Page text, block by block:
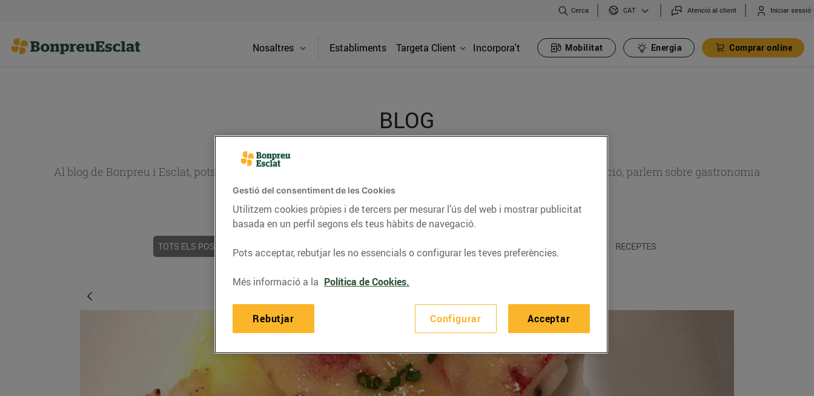
Cerca CAT Atenció al client Iniciar sessió
Nosaltres Establiments Targeta Client Incorpora't Mobilitat Energia Comprar online
BLOG
Al blog de Bonpreu i Esclat, pots trobar receptes, consells nutricionals, informació d’actualitat sobre alimentació, parlem sobre gastronomia
del nostre territori i molts altres temes.
TOTS ELS POSTS ACTUALITAT CONSELLS I HÀBITS SALUDABLES ENERGIA GASTRONOMIA I TRADICIONS RECEPTES
Gestió del consentiment de les Cookies
Utilitzem cookies pròpies i de tercers per mesurar l’ús del web i mostrar publicitat
basada en un perfil segons els teus hàbits de navegació.
Pots acceptar, rebutjar les no essencials o configurar les teves preferències.
Més informació a la Política de Cookies.
Configurar
Rebutjar Acceptar